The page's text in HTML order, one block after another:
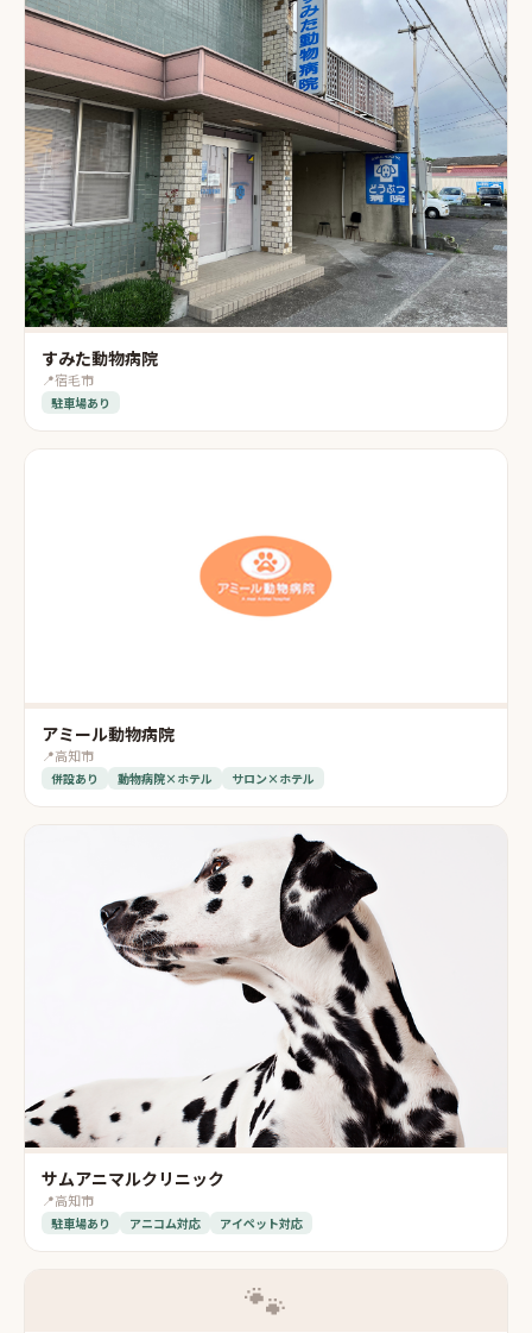
すみた動物病院
📍宿毛市
駐車場あり
アミール動物病院
📍高知市
併設あり 動物病院×ホテル サロン×ホテル
サムアニマルクリニック
📍高知市
駐車場あり アニコム対応 アイペット対応
🐾